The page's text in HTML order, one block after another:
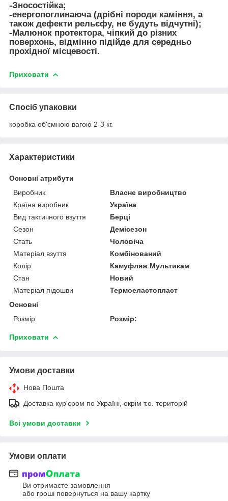
-Зносостійка;
-енергопоглинаюча (дрібні породи каміння, а
також дефекти рельєфу, не будуть відчутні);
-Малюнок протектора, чіпкий до різних
поверхонь, відмінно підійде для середньо
прохідної місцевості.
Приховати
Спосіб упаковки
коробка об'ємною вагою 2-3 кг.
Характеристики
Основні атрибути
Виробник
Власне виробництво
Країна виробник
Україна
Вид тактичного взуття
Берці
Сезон
Демісезон
Стать
Чоловіча
Матеріал взуття
Комбінований
Колір
Камуфляж Мультикам
Стан
Новий
Матеріал підошви
Термоеластопласт
Основні
Розмір
Розмір:
Приховати
Умови доставки
Нова Пошта
Доставка кур'єром по Україні, окрім т.о. територій
Всі умови доставки
Умови оплати
Ви отримаєте замовлення
або гроші повернуться на вашу картку